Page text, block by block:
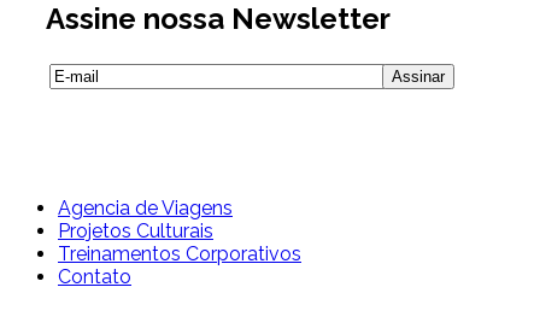
Assine nossa Newsletter
Agencia de Viagens
Projetos Culturais
Treinamentos Corporativos
Contato